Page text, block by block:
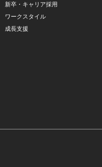
新卒・キャリア採用
ワークスタイル
成長支援